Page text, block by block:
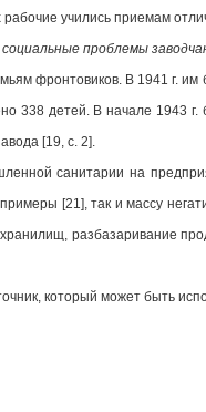
учились приемам
социальные проблемы
фронтовиков. В 1941 г.
338 детей. В начале
[19, c. 2].
санитарии на
[21], так и массу
разбазаривание
который может быть